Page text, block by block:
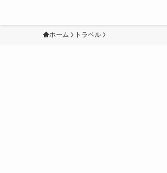
ホーム トラベル